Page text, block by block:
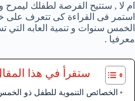
ام لا , ستتيح الفرصة لطفلك ليمرح و
استمر فى القراءة كى تتعرف
الخمس سنوات و تنمية العابه التي
معرفيا .
ستقرأ في هذا
الخصائص التنموية للطفل ذو